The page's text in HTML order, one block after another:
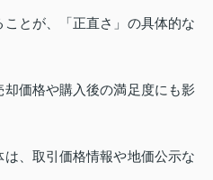
とが、「正直さ」の具体的な
価格や購入後の満足度にも影
、取引価格情報や地価公示な